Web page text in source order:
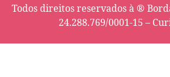
Todos direitos reservados à ®
24.288.769/0001-15 –